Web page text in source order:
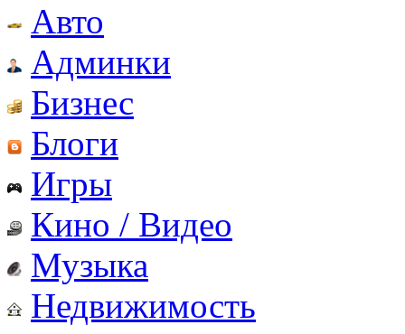
Авто
Админки
Бизнес
Блоги
Игры
Кино / Видео
Музыка
Недвижимость